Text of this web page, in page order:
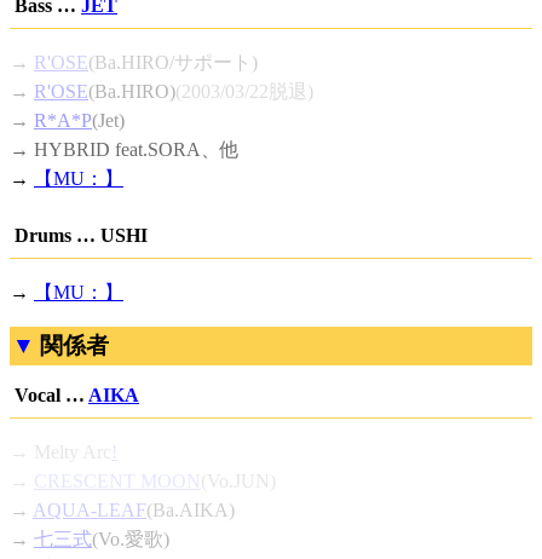
Bass … JET
→ R'OSE(Ba.HIRO/サポート)
→ R'OSE(Ba.HIRO)(2003/03/22脱退)
→ R*A*P(Jet)
→ HYBRID feat.SORA、他
→
【MU：】
Drums … USHI
→ 【MU：】
関係者
Vocal … AIKA
→ Melty Arc !
→ CRESCENT MOON(Vo.JUN)
→ AQUA-LEAF(Ba.AIKA)
→ 七三式(Vo.愛歌)